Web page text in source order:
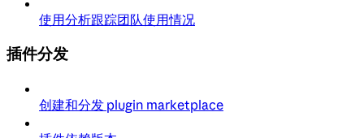
使用分析跟踪团队使用情况
插件分发
创建和分发 plugin marketplace